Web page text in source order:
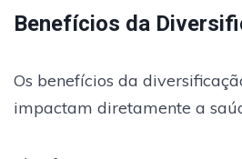
Benefícios da
Os benefícios da
impactam diretamente a